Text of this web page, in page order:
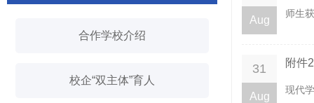
合作学校介绍
校企“双主体”育人
Aug
师生
31
Aug
附件
现代